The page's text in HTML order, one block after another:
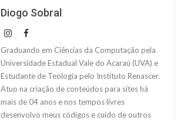
Diogo Sobral
Graduando em Ciências da Computação pela
Universidade Estadual Vale do Acaraú (UVA) e
Estudante de Teologia pelo Instituto Renascer.
Atuo na criação de conteúdos para sites há
mais de 04 anos e nos tempos livres
desenvolvo meus códigos e cuido de outros